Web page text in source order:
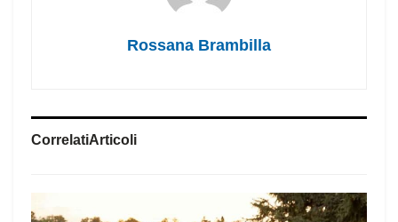
Rossana Brambilla
CorrelatiArticoli